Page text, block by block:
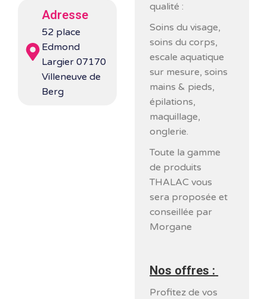
Adresse
52 place
Edmond
Largier 07170
Villeneuve de
Berg
qualité :
Soins du visage,
soins du corps,
escale aquatique
sur mesure, soins
mains & pieds,
épilations,
maquillage,
onglerie.
Toute la gamme
de produits
THALAC vous
sera proposée et
conseillée par
Morgane
Nos offres :
Profitez de vos